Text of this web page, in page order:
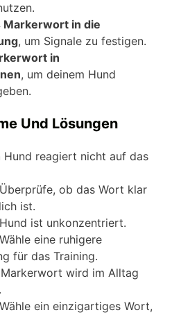
Markerwort in die
, um Signale zu festigen.
in
, um deinem Hund
Und Lösungen
Hund reagiert nicht auf das
Überprüfe, ob das Wort klar
ist.
ist unkonzentriert.
Wähle eine ruhigere
für das Training.
wird im Alltag
Wähle ein einzigartiges Wort,